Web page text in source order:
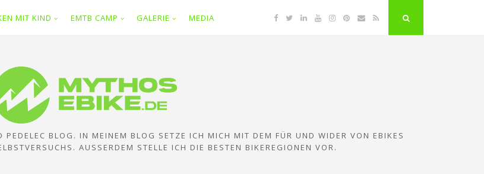
MIT KIND EMTB CAMP GALERIE MEDIA Facebook
TwitterLinkedinYouTubeInstagram
Pinterest
EmailRSS
PEDELEC BLOG. IN MEINEM BLOG SETZE ICH MICH MIT DEM FÜR UND WIDER VON EBIKES
AUSSERDEM STELLE ICH DIE BESTEN BIKEREGIONEN VOR.